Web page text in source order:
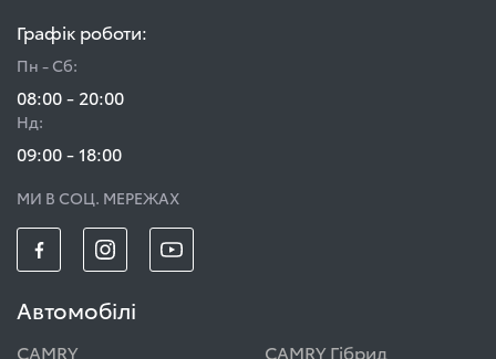
Графік роботи:
Пн - Сб:
08:00 - 20:00
Нд:
09:00 - 18:00
МИ В СОЦ. МЕРЕЖАХ
Автомобілі
CAMRY
CAMRY Гібрид